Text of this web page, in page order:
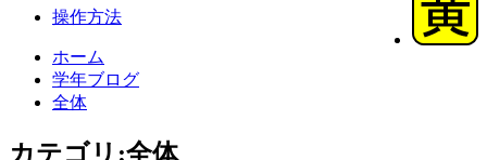
操作方法
ホーム
学年ブログ
全体
カテゴリ:全体